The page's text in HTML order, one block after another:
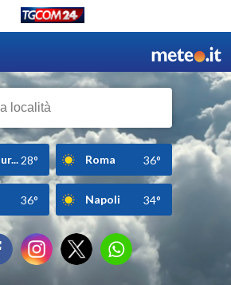
28° Roma 36°
36° Napoli 34°